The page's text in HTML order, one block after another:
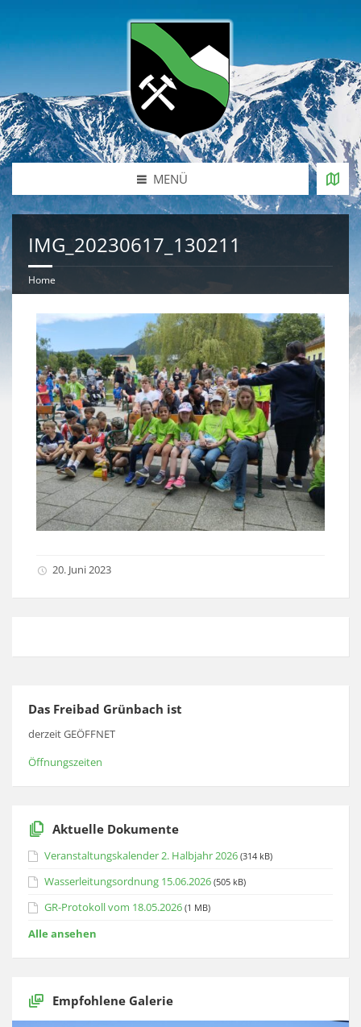
MENÜ
IMG_20230617_130211
Home
20. Juni 2023
Das Freibad Grünbach ist
derzeit GEÖFFNET
Öffnungszeiten
Aktuelle Dokumente
Veranstaltungskalender 2. Halbjahr 2026 (314 kB)
Wasserleitungsordnung 15.06.2026 (505 kB)
GR-Protokoll vom 18.05.2026 (1 MB)
Alle ansehen
Empfohlene Galerie